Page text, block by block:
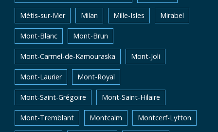
Métis-sur-Mer Milan Mille-Isles Mirabel
Mont-Blanc Mont-Brun
Mont-Carmel-de-Kamouraska Mont-Joli
Mont-Laurier Mont-Royal
Mont-Saint-Grégoire Mont-Saint-Hilaire
Mont-Tremblant Montcalm Montcerf-Lytton